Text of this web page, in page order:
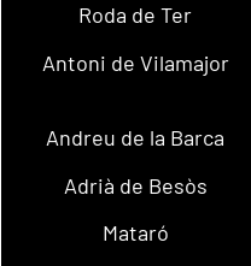
Roda de Ter
Antoni de Vilamajor
Andreu de la Barca
Adrià de Besòs
Mataró